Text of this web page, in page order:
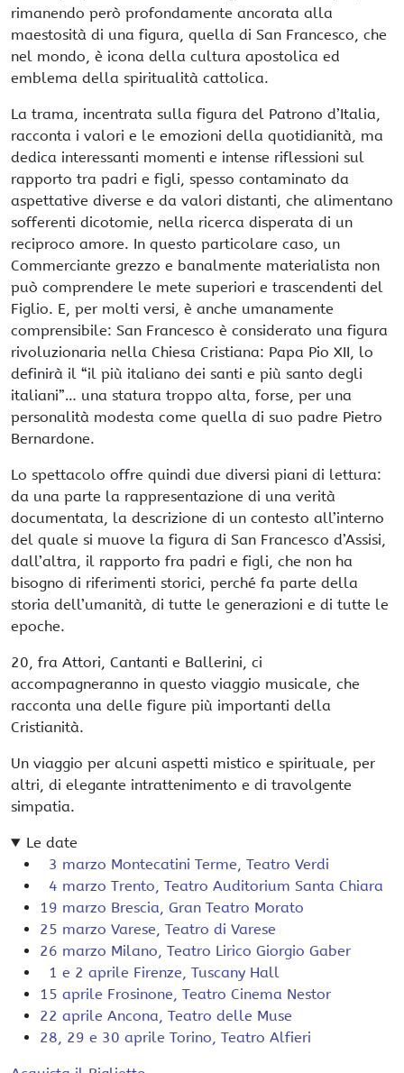
rimanendo però profondamente ancorata alla
maestosità di una figura, quella di San Francesco, che
nel mondo, è icona della cultura apostolica ed
emblema della spiritualità cattolica.
La trama, incentrata sulla figura del Patrono d’Italia,
racconta i valori e le emozioni della quotidianità, ma
dedica interessanti momenti e intense riflessioni sul
rapporto tra padri e figli, spesso contaminato da
aspettative diverse e da valori distanti, che alimentano
sofferenti dicotomie, nella ricerca disperata di un
reciproco amore. In questo particolare caso, un
Commerciante grezzo e banalmente materialista non
può comprendere le mete superiori e trascendenti del
Figlio. E, per molti versi, è anche umanamente
comprensibile: San Francesco è considerato una figura
rivoluzionaria nella Chiesa Cristiana: Papa Pio XII, lo
definirà il “il più italiano dei santi e più santo degli
italiani”… una statura troppo alta, forse, per una
personalità modesta come quella di suo padre Pietro
Bernardone.
Lo spettacolo offre quindi due diversi piani di lettura:
da una parte la rappresentazione di una verità
documentata, la descrizione di un contesto all’interno
del quale si muove la figura di San Francesco d’Assisi,
dall’altra, il rapporto fra padri e figli, che non ha
bisogno di riferimenti storici, perché fa parte della
storia dell’umanità, di tutte le generazioni e di tutte le
epoche.
20, fra Attori, Cantanti e Ballerini, ci
accompagneranno in questo viaggio musicale, che
racconta una delle figure più importanti della
Cristianità.
Un viaggio per alcuni aspetti mistico e spirituale, per
altri, di elegante intrattenimento e di travolgente
simpatia.
Le date
3 marzo Montecatini Terme, Teatro Verdi
4 marzo Trento, Teatro Auditorium Santa Chiara
19 marzo Brescia, Gran Teatro Morato
25 marzo Varese, Teatro di Varese
26 marzo Milano, Teatro Lirico Giorgio Gaber
1 e 2 aprile Firenze, Tuscany Hall
15 aprile Frosinone, Teatro Cinema Nestor
22 aprile Ancona, Teatro delle Muse
28, 29 e 30 aprile Torino, Teatro Alfieri